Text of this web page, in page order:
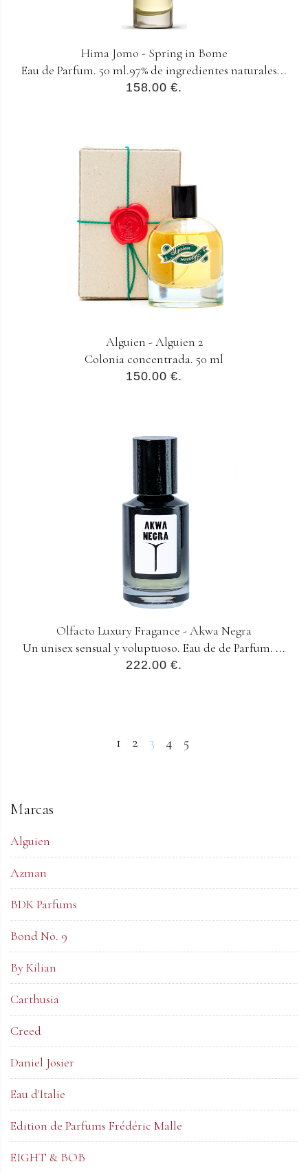
Hima Jomo - Spring in Bome
Eau de Parfum. 50 ml.97% de ingredientes naturales...
158.00 €.
Alguien - Alguien 2
Colonia concentrada. 50 ml
150.00 €.
Olfacto Luxury Fragance - Akwa Negra
Un unisex sensual y voluptuoso. Eau de de Parfum. ...
222.00 €.
1 2 3 4 5
Marcas
Alguien
Azman
BDK Parfums
Bond No. 9
By Kilian
Carthusia
Creed
Daniel Josier
Eau d'Italie
Edition de Parfums Frédéric Malle
EIGHT & BOB